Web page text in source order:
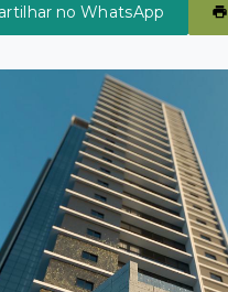
no WhatsApp